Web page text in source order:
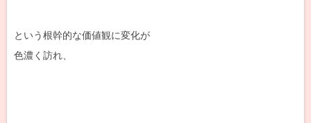
という根幹的な価値観に変化が
色濃く訪れ、